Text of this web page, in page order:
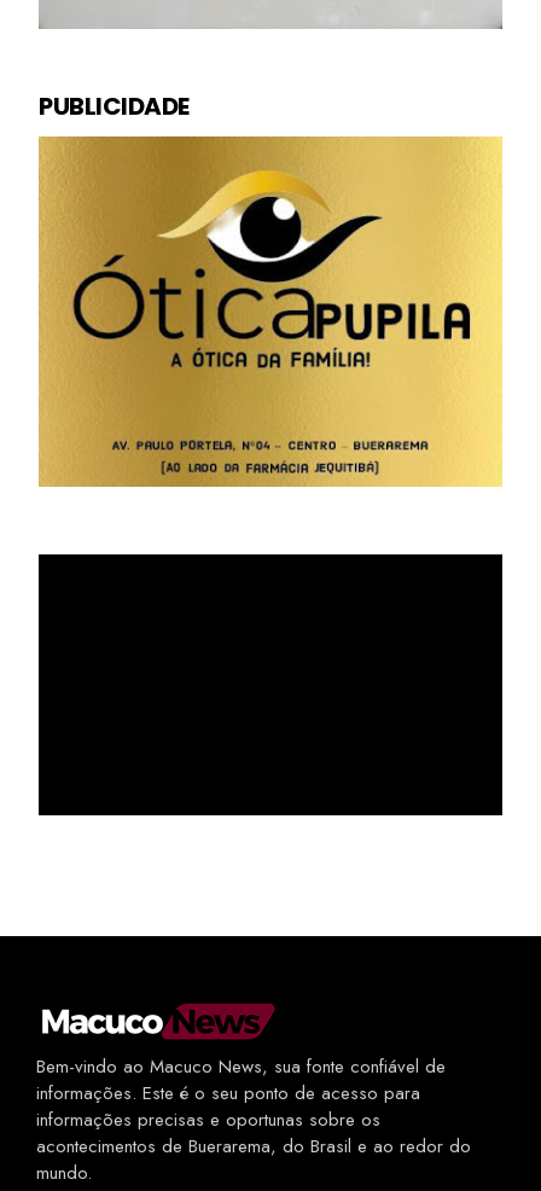
PUBLICIDADE
Bem-vindo ao Macuco News, sua fonte confiável de
informações. Este é o seu ponto de acesso para
informações precisas e oportunas sobre os
acontecimentos de Buerarema, do Brasil e ao redor do
mundo.